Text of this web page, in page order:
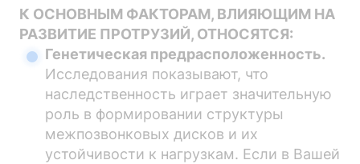
К ОСНОВНЫМ ФАКТОРАМ, ВЛИЯЮЩИМ НА
РАЗВИТИЕ ПРОТРУЗИЙ, ОТНОСЯТСЯ:
Генетическая предрасположенность.
Исследования показывают, что
наследственность играет значительную
роль в формировании структуры
межпозвонковых дисков и их
устойчивости к нагрузкам. Если в Вашей